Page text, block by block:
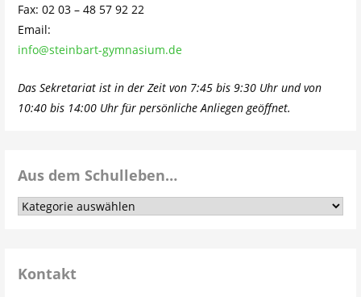
Fax: 02 03 – 48 57 92 22
Email:
info@steinbart-gymnasium.de
Das Sekretariat ist in der Zeit von 7:45 bis 9:30 Uhr und von
10:40 bis 14:00 Uhr für persönliche Anliegen geöffnet.
Aus dem Schulleben…
Aus
Kontakt